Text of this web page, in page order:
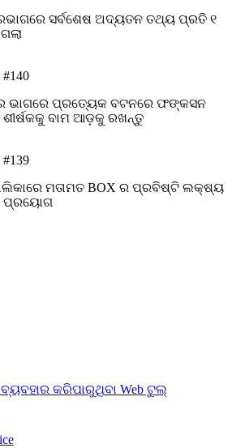
ସର୍ବଶେଷ ଅଦ୍ୟତନ ତଥ୍ୟ ପ୍ରତି ୧
#140
ଭାଗରେ ପ୍ରତ୍ୟେକ ବଟନରେ ଫଙ୍କସନ
ଶୀର୍ଷକକୁ ବାମ ଆଡ଼କୁ ରଖନ୍ତୁ
#139
ମତାମତ BOX ର ପ୍ରବିଷ୍ଟି ଲକ୍ଷ୍ୟ
ପ୍ରୟୋଗ
କରିପାରୁଥିବା Web ଟୁଲ୍